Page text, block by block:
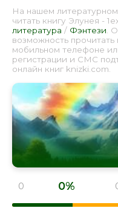
На нашем
читать книгу Элунея -
литература / Фэнтези .
возможность прочитать
мобильном телефоне
регистрации и СМС
онлайн книг knizki.com.
0 0%